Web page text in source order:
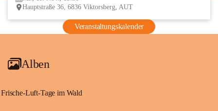
Hauptstraße 36, 6836 Viktorsberg, AUT
Veranstaltungskalender
Alben
Frische-Luft-Tage im Wald